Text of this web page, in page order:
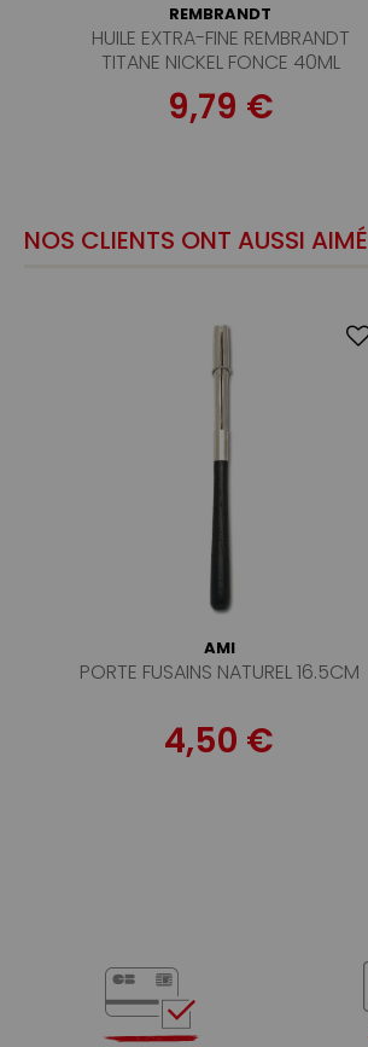
REMBRANDT
HUILE EXTRA-FINE REMBRANDT
TITANE NICKEL FONCE 40ML
9,79 €
NOS CLIENTS ONT AUSSI AIMÉ
AMI
PORTE FUSAINS NATUREL 16.5CM
4,50 €